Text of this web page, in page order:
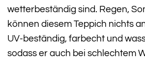
wetterbeständig sind. Regen,
können diesem Teppich nichts
UV-beständig, farbecht und
sodass er auch bei schlechtem